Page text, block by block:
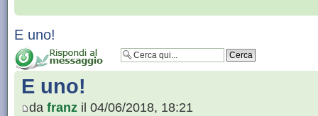
E uno!
E uno!
da franz il 04/06/2018, 18:21